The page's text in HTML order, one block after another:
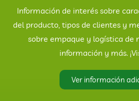
Información de interés sobre
del producto, tipos de clientes y
sobre empaque y logística de
información y más.
Ver información